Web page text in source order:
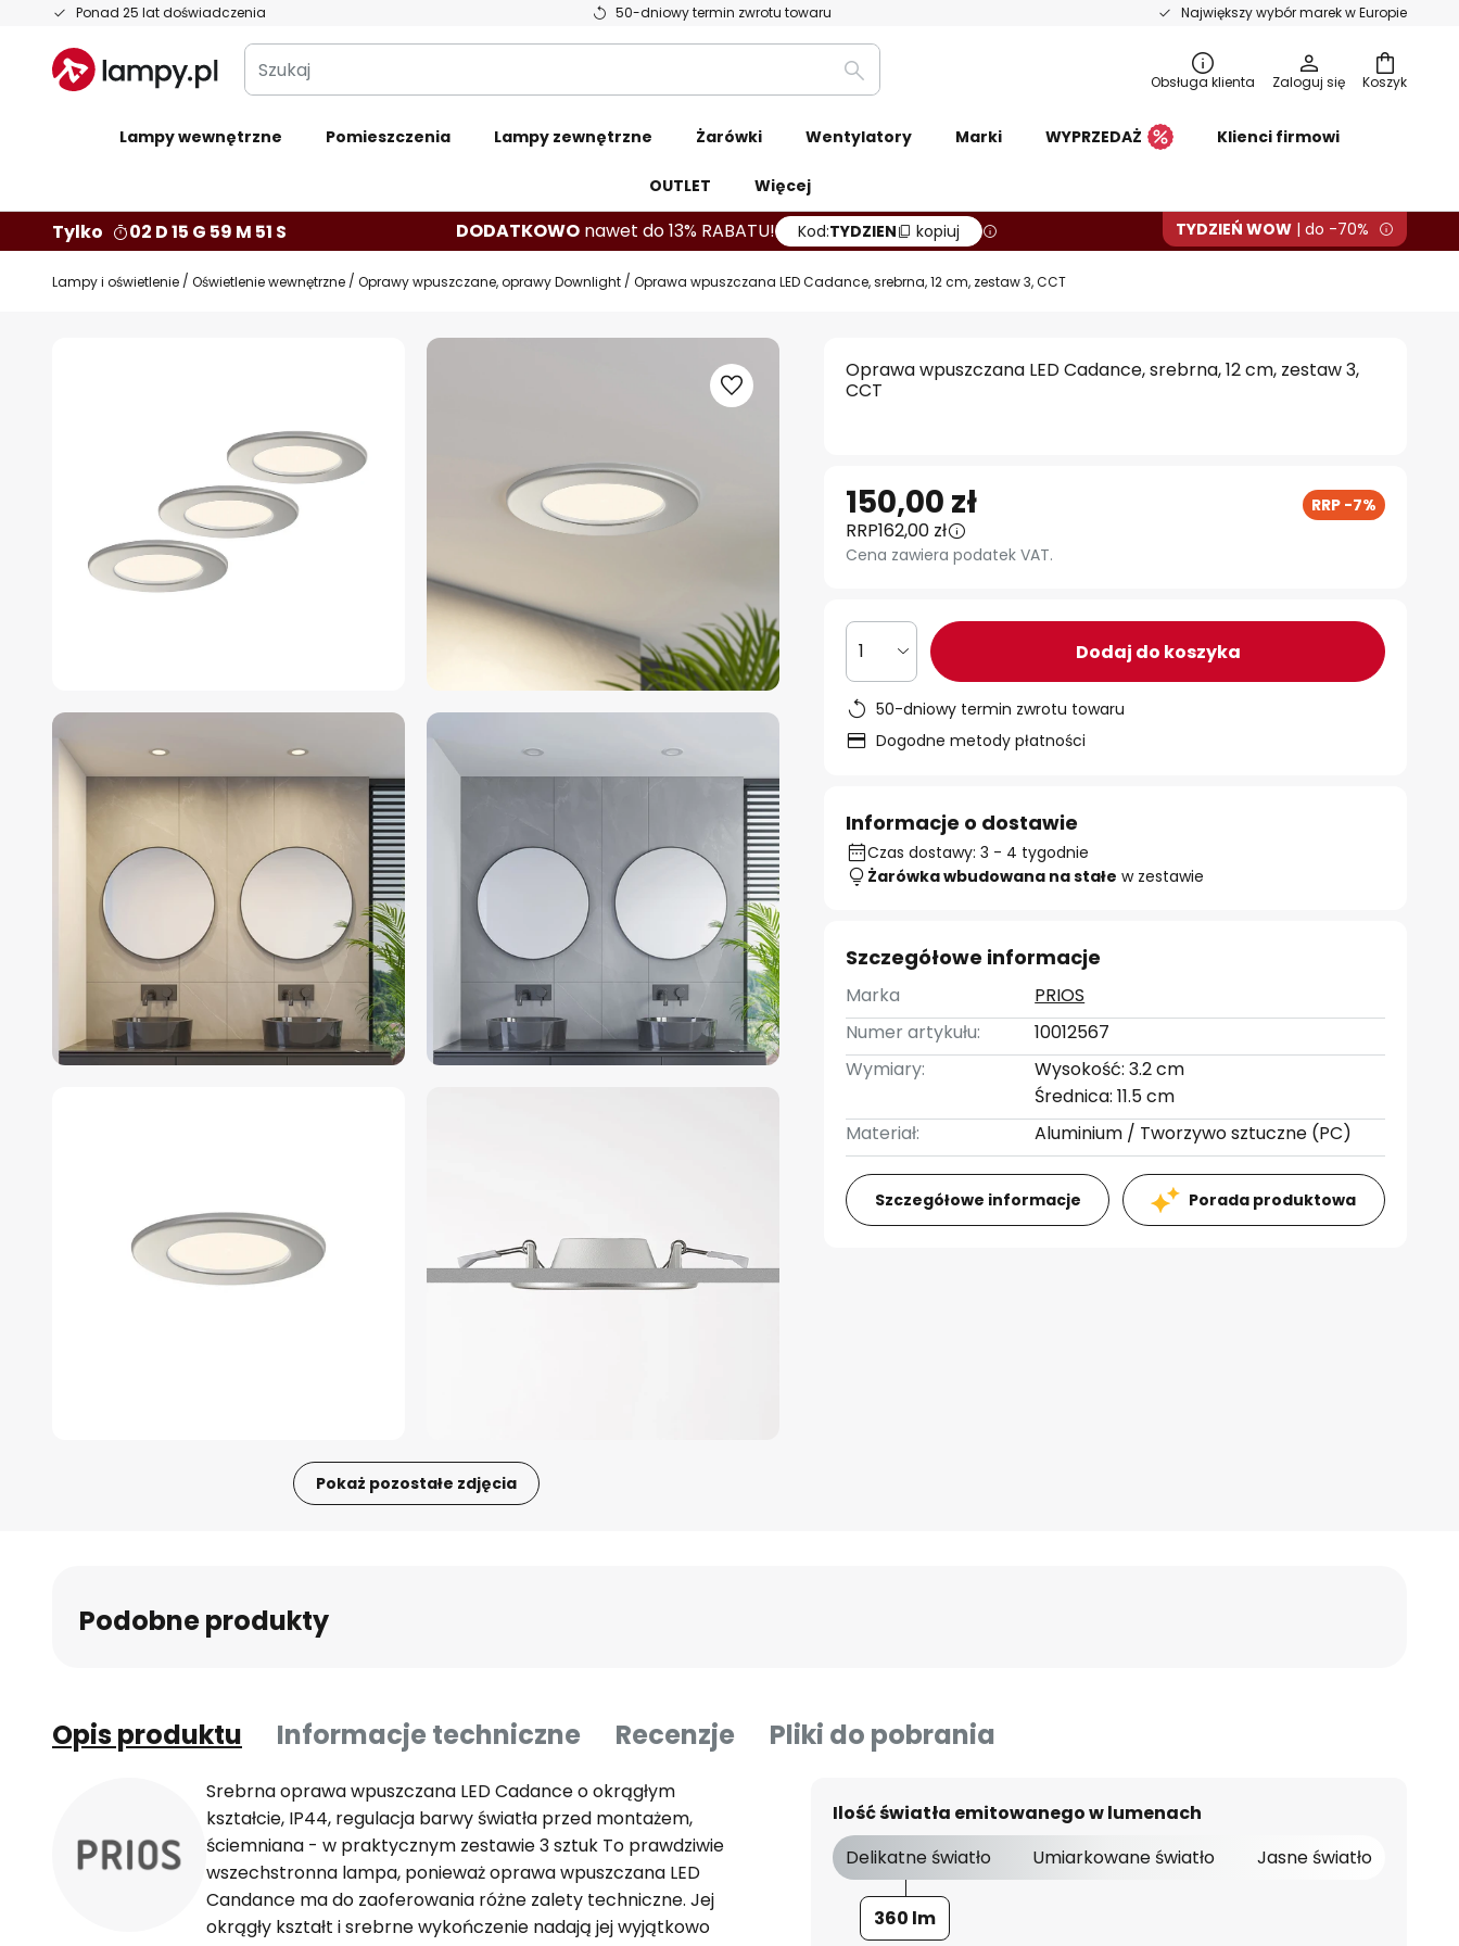
Ponad 25 lat doświadczenia 50-dniowy termin zwrotu towaru Największy wybór marek w Europie
Przejdź
treści
Koszyk
Szukaj
Szukaj
Obsługa klienta Zaloguj się
Lampy wewnętrzne Pomieszczenia Lampy zewnętrzne Żarówki Wentylatory Marki WYPRZEDAŻ Klienci firmowi
OUTLET Więcej
Tylko 02 D 15 G 59 M 50 S DODATKOWO nawet do 13% RABATU! Kod:TYDZIEN kopiuj TYDZIEŃ WOW | do -70%
Lampy i oświetlenie Oświetlenie wewnętrzne Oprawy wpuszczane, oprawy Downlight Oprawa wpuszczana LED Cadance, srebrna, 12 cm, zestaw 3, CCT
Pokaż pozostałe zdjęcia
Oprawa wpuszczana LED Cadance, srebrna, 12 cm, zestaw 3,
CCT
150,00 zł RRP -7%
RRP162,00 zł
Cena zawiera podatek VAT.
1 Dodaj do koszyka
50-dniowy termin zwrotu towaru
Dogodne metody płatności
Informacje o dostawie
Czas dostawy: 3 - 4 tygodnie
Żarówka wbudowana na stałe w zestawie
Szczegółowe informacje
Marka
PRIOS
Numer artykułu:
10012567
Wymiary:
Wysokość: 3.2 cm
Średnica: 11.5 cm
Materiał:
Aluminium / Tworzywo sztuczne (PC)
Szczegółowe informacje Porada produktowa
Podobne produkty
Opis produktu Informacje techniczne Recenzje Pliki do pobrania
Srebrna oprawa wpuszczana LED Cadance o okrągłym
kształcie, IP44, regulacja barwy światła przed montażem,
ściemniana - w praktycznym zestawie 3 sztuk To prawdziwie
wszechstronna lampa, ponieważ oprawa wpuszczana LED
Candance ma do zaoferowania różne zalety techniczne. Jej
okrągły kształt i srebrne wykończenie nadają jej wyjątkowo
Ilość światła emitowanego w lumenach
Delikatne światło
Umiarkowane światło Jasne światło
360 lm